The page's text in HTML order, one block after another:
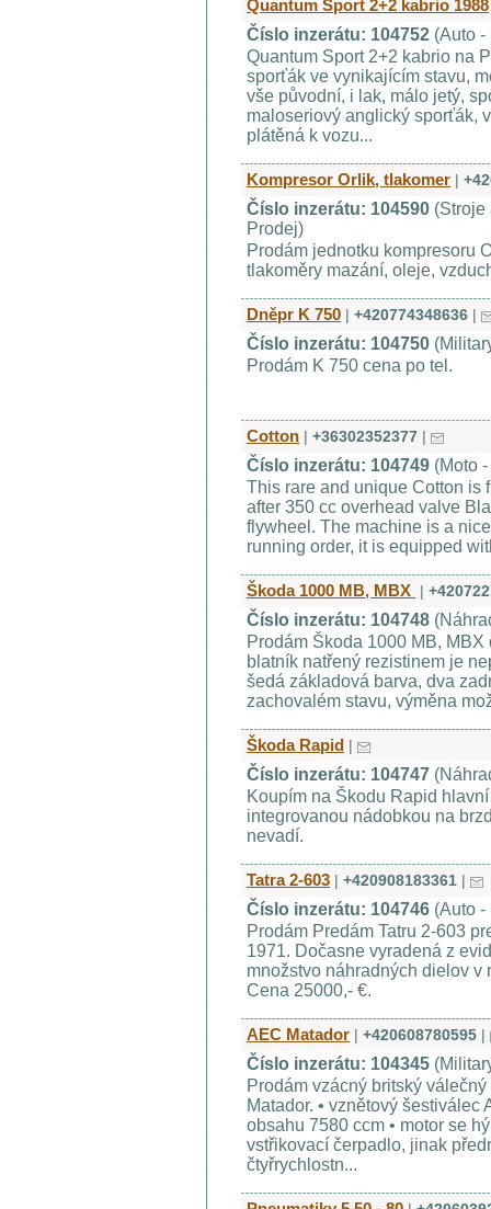
Quantum Sport 2+2 kabrio 1988
Číslo inzerátu: 104752 (Auto -
Quantum Sport 2+2 kabrio na
sporťák ve vynikajícím stavu,
vše původní, i lak, málo jetý,
maloseriový anglický sporťák,
plátěná k vozu...
Kompresor Orlik, tlakomer |
Číslo inzerátu: 104590 (Stroje
Prodej)
Prodám jednotku kompresoru
tlakoměry mazání, oleje,
Dněpr K 750 | +420774348636 |
Číslo inzerátu: 104750
Prodám K 750 cena po tel.
Cotton | +36302352377 |
Číslo inzerátu: 104749 (Moto
This rare and unique Cotton is
after 350 cc overhead valve
flywheel. The machine is a
running order, it is equipped
Škoda 1000 MB, MBX |
Číslo inzerátu: 104748
Prodám Škoda 1000 MB,
blatník natřený rezistinem je
šedá základová barva, dva
zachovalém stavu, výměna
Škoda Rapid |
Číslo inzerátu: 104747
Koupím na Škodu Rapid
integrovanou nádobkou na
nevadí.
Tatra 2-603 | +420908183361 |
Číslo inzerátu: 104746 (Auto -
Prodám Predám Tatru 2-603
1971. Dočasne vyradená z
množstvo náhradných dielov v
Cena 25000,- €.
AEC Matador | +420608780595 |
Číslo inzerátu: 104345
Prodám vzácný britský
Matador. • vznětový
obsahu 7580 ccm • motor se
vstřikovací čerpadlo, jinak
čtyřrychlostn...